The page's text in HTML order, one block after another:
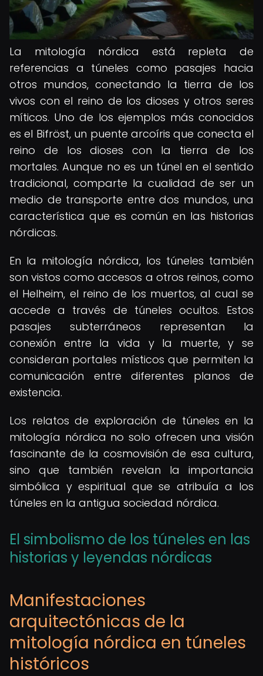
La mitología nórdica está repleta de
referencias a túneles como pasajes hacia
otros mundos, conectando la tierra de los
vivos con el reino de los dioses y otros seres
míticos. Uno de los ejemplos más conocidos
es el Bifröst, un puente arcoíris que conecta el
reino de los dioses con la tierra de los
mortales. Aunque no es un túnel en el sentido
tradicional, comparte la cualidad de ser un
medio de transporte entre dos mundos, una
característica que es común en las historias
nórdicas.
En la mitología nórdica, los túneles también
son vistos como accesos a otros reinos, como
el Helheim, el reino de los muertos, al cual se
accede a través de túneles ocultos. Estos
pasajes subterráneos representan la
conexión entre la vida y la muerte, y se
consideran portales místicos que permiten la
comunicación entre diferentes planos de
existencia.
Los relatos de exploración de túneles en la
mitología nórdica no solo ofrecen una visión
fascinante de la cosmovisión de esa cultura,
sino que también revelan la importancia
simbólica y espiritual que se atribuía a los
túneles en la antigua sociedad nórdica.
El simbolismo de los túneles en las
historias y leyendas nórdicas
Manifestaciones
arquitectónicas de la
mitología nórdica en túneles
históricos